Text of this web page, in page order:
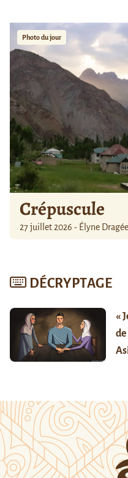
Photo du jour
Crépuscule
27 juillet 2026 - Élyne Dragée
DÉCRYPTAGE
«